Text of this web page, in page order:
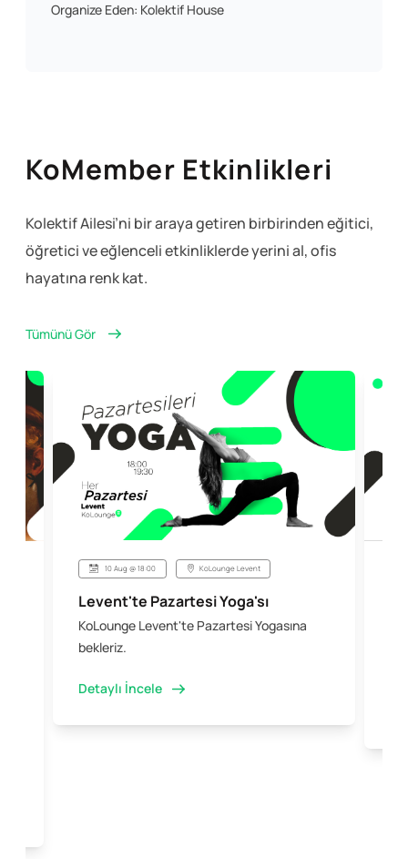
Organize Eden: Kolektif House
KoMember Etkinlikleri
Kolektif Ailesi’ni bir araya getiren birbirinden eğitici,
öğretici ve eğlencelietkinliklerde yerini al, ofis
hayatına renk kat.
Tümünü Gör
10 Aug @ 18:00 KoLounge Levent
Levent'te Pazartesi Yoga'sı
KoLounge Levent'te Pazartesi Yogasına
bekleriz.
Detaylı İncele